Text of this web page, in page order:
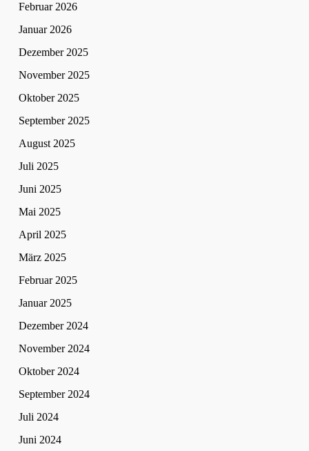
Februar 2026
Januar 2026
Dezember 2025
November 2025
Oktober 2025
September 2025
August 2025
Juli 2025
Juni 2025
Mai 2025
April 2025
März 2025
Februar 2025
Januar 2025
Dezember 2024
November 2024
Oktober 2024
September 2024
Juli 2024
Juni 2024